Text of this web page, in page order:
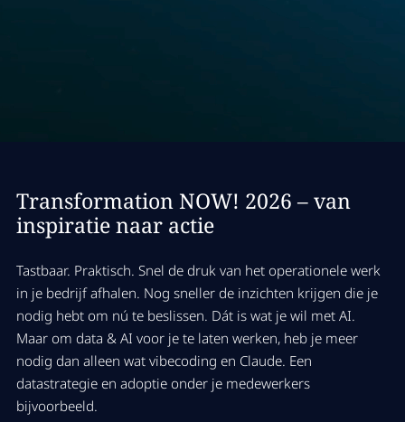
Transformation NOW! 2026 – van
inspiratie naar actie
Tastbaar. Praktisch. Snel de druk van het operationele werk
in je bedrijf afhalen. Nog sneller de inzichten krijgen die je
nodig hebt om nú te beslissen. Dát is wat je wil met AI.
Maar om data & AI voor je te laten werken, heb je meer
nodig dan alleen wat vibecoding en Claude. Een
datastrategie en adoptie onder je medewerkers
bijvoorbeeld.